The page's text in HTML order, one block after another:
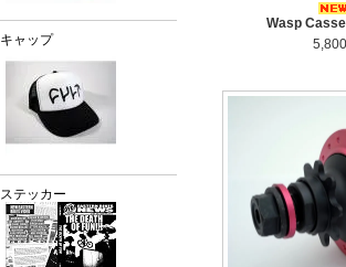
キャップ
ステッカー
Wasp